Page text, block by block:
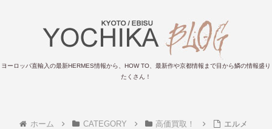
ヨーロッパ直輸入の最新HERMES情報から、HOW TO、最新作や京都情報まで目から鱗の情報盛り
たくさん！
ホーム CATEGORY 高価買取！
エルメ